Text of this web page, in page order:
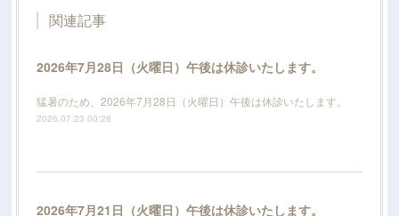
関連記事
2026年7月28日（火曜日）午後は休診いたします。
猛暑のため、2026年7月28日（火曜日）午後は休診いたします。
2026.07.23 00:28
2026年7月21日（火曜日）午後は休診いたします。